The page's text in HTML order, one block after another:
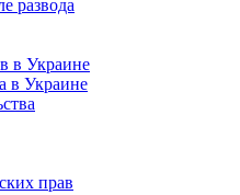
развода
в Украине
в Украине
прав